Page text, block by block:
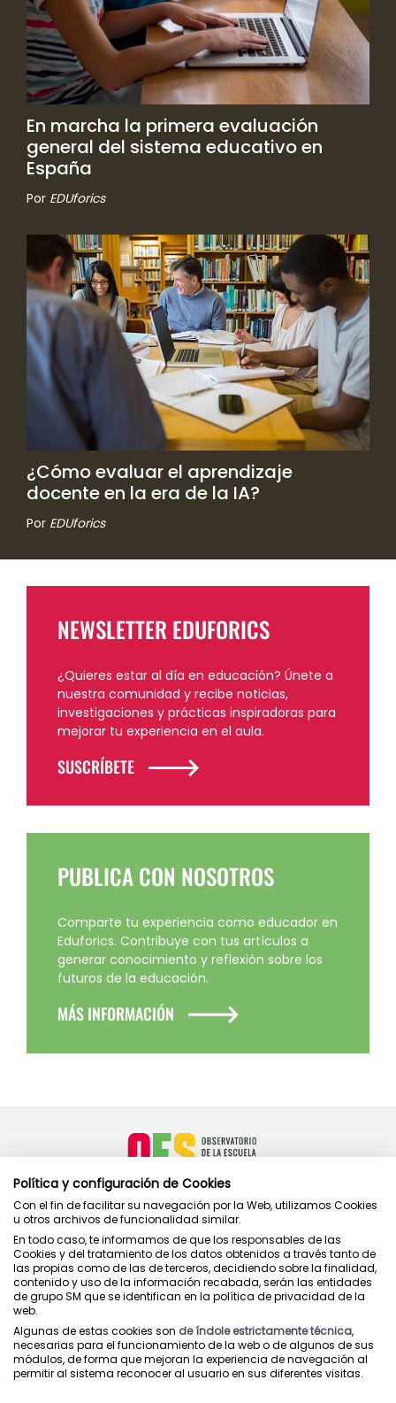
En marcha la primera evaluación
general del sistema educativo en
España
Por EDUforics
¿Cómo evaluar el aprendizaje
docente en la era de la IA?
Por EDUforics
NEWSLETTER EDUFORICS
¿Quieres estar al día en educación? Únete a
nuestra comunidad y recibe noticias,
investigaciones y prácticas inspiradoras para
mejorar tu experiencia en el aula.
SUSCRÍBETE
PUBLICA CON NOSOTROS
Comparte tu experiencia como educador en
Eduforics. Contribuye con tus artículos a
generar conocimiento y reflexión sobre los
futuros de la educación.
MÁS INFORMACIÓN
Contacto
Política de privacidad
Condiciones de uso
Política de cookies
Política y configuración de Cookies
Con el fin de facilitar su navegación por la Web, utilizamos Cookies
u otros archivos de funcionalidad similar.
En todo caso, te informamos de que los responsables de las
Cookies y del tratamiento de los datos obtenidos a través tanto de
las propias como de las de terceros, decidiendo sobre la finalidad,
contenido y uso de la información recabada, serán las entidades
de grupo SM que se identifican en la política de privacidad de la
web.
Algunas de estas cookies son de índole estrictamente técnica,
necesarias para el funcionamiento de la web o de algunos de sus
módulos, de forma que mejoran la experiencia de navegación al
permitir al sistema reconocer al usuario en sus diferentes visitas.